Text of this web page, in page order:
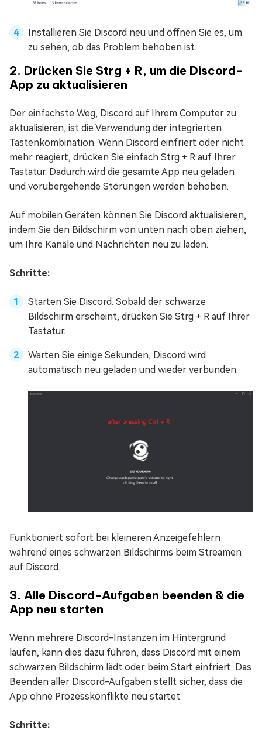
Installieren Sie Discord neu und öffnen Sie es, um
zu sehen, ob das Problem behoben ist.
2. Drücken Sie Strg + R, um die Discord-
App zu aktualisieren
Der einfachste Weg, Discord auf Ihrem Computer zu
aktualisieren, ist die Verwendung der integrierten
Tastenkombination. Wenn Discord einfriert oder nicht
mehr reagiert, drücken Sie einfach Strg + R auf Ihrer
Tastatur. Dadurch wird die gesamte App neu geladen
und vorübergehende Störungen werden behoben.
Auf mobilen Geräten können Sie Discord aktualisieren,
indem Sie den Bildschirm von unten nach oben ziehen,
um Ihre Kanäle und Nachrichten neu zu laden.
Schritte:
Starten Sie Discord. Sobald der schwarze
Bildschirm erscheint, drücken Sie Strg + R auf Ihrer
Tastatur.
Warten Sie einige Sekunden, Discord wird
automatisch neu geladen und wieder verbunden.
Funktioniert sofort bei kleineren Anzeigefehlern
während eines schwarzen Bildschirms beim Streamen
auf Discord.
3. Alle Discord-Aufgaben beenden & die
App neu starten
Wenn mehrere Discord-Instanzen im Hintergrund
laufen, kann dies dazu führen, dass Discord mit einem
schwarzen Bildschirm lädt oder beim Start einfriert. Das
Beenden aller Discord-Aufgaben stellt sicher, dass die
App ohne Prozesskonflikte neu startet.
Schritte: